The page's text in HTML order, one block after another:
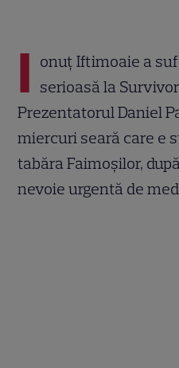
I onuț Iftimoaie a
serioasă la
Prezentatorul Daniel
miercuri seară care e
tabăra Faimoșilor,
nevoie urgentă de